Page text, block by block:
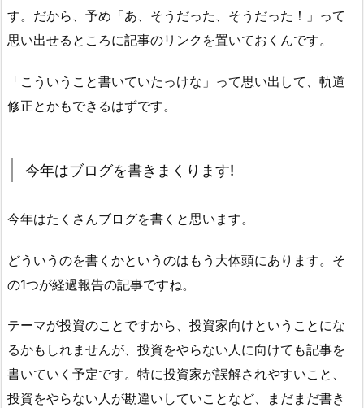
す。だから、予め「あ、そうだった、そうだった！」って
思い出せるところに記事のリンクを置いておくんです。
「こういうこと書いていたっけな」って思い出して、軌道
修正とかもできるはずです。
今年はブログを書きまくります!
今年はたくさんブログを書くと思います。
どういうのを書くかというのはもう大体頭にあります。そ
の1つが経過報告の記事ですね。
テーマが投資のことですから、投資家向けということにな
るかもしれませんが、投資をやらない人に向けても記事を
書いていく予定です。特に投資家が誤解されやすいこと、
投資をやらない人が勘違いしていことなど、まだまだ書き